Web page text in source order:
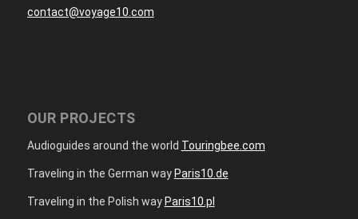
contact@voyage10.com
OUR PROJECTS
Audioguides around the world Touringbee.com
Traveling in the German way Paris10.de
Traveling in the Polish way Paris10.pl